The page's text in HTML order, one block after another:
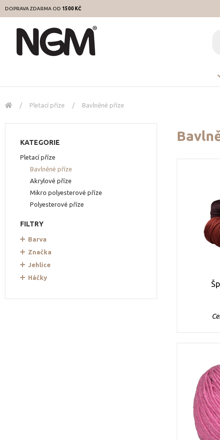
DOPRAVA ZDARMA OD 1500 KČ
/ Pletací příze / Bavlněné příze
KATEGORIE
Pletací příze
Bavlněné příze
Akrylové příze
Mikro polyesterové příze
Polyesterové příze
FILTRY
Barva
Značka
Jehlice
Háčky